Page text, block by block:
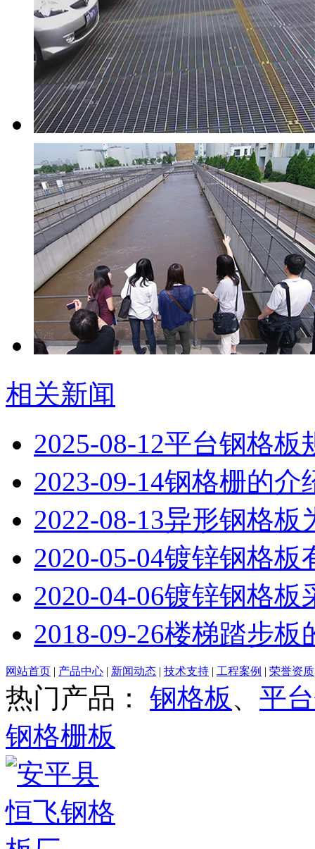
相关新闻
2025-08-12平台钢格板
2023-09-14钢格栅的介
2022-08-13异形钢格板
2020-05-04镀锌钢格板
2020-04-06镀锌钢格板
2018-09-26楼梯踏步板
网站首页 | 产品中心 | 新闻动态 | 技术支持 | 工程案例 | 荣誉资质
热门产品： 钢格板 、 平
钢格栅板